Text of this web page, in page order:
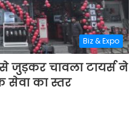
Biz & Expo
जुड़कर चावला टायर्स ने
सेवा का स्तर